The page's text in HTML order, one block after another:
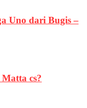
Uno dari Bugis –
cs?